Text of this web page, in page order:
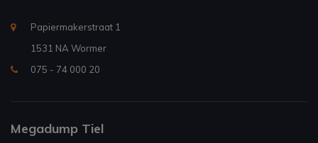
Papiermakerstraat 1
1531 NA Wormer
075 - 74 000 20
Megadump Tiel